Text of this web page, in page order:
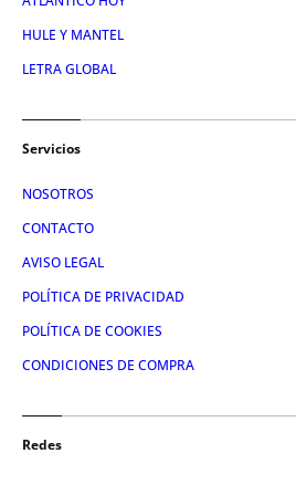
HULE Y MANTEL
LETRA GLOBAL
Servicios
NOSOTROS
CONTACTO
AVISO LEGAL
POLÍTICA DE PRIVACIDAD
POLÍTICA DE COOKIES
CONDICIONES DE COMPRA
Redes